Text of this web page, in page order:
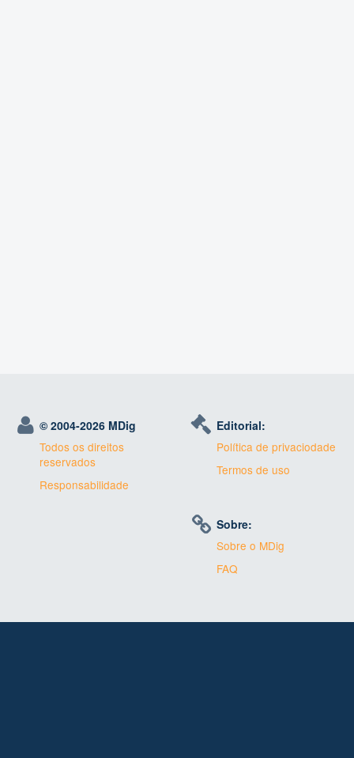
© 2004-2026 MDig
Todos os direitos
reservados
Responsabilidade
Editorial:
Política de privaciodade
Termos de uso
Sobre:
Sobre o MDig
FAQ